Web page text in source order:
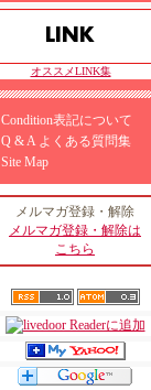
オススメLINK集
Condition表記について
Q & A よくある質問集
Site Map
メルマガ登録・解除
メルマガ登録・解除は
こちら